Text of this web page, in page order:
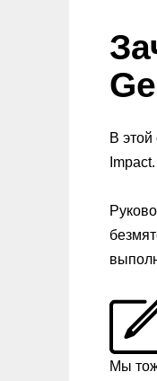
В этой
Impact.
Мы